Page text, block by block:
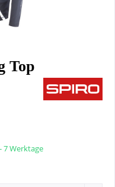
Top
7 Werktage